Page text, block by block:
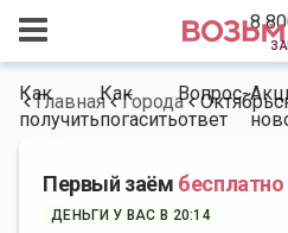
8
Как
получить
Как
погасить
Вопрос-
ответ
Главная Города
Первый заём бесплатно
ДЕНЬГИ У ВАС В 20:14